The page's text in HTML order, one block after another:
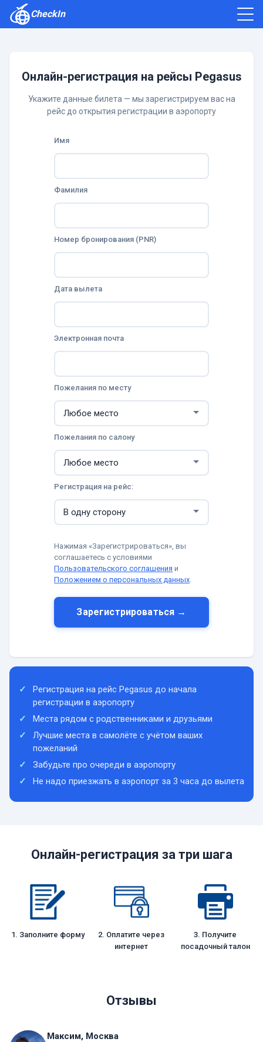
CheckIn
Онлайн-регистрация на рейсы Pegasus
Укажите данные билета — мы зарегистрируем вас на
рейс до открытия регистрации в аэропорту
Имя
Фамилия
Номер бронирования (PNR)
Дата вылета
Электронная почта
Пожелания по месту
Пожелания по салону
Регистрация на рейс:
Нажимая «Зарегистрироваться», вы
соглашаетесь с условиями
Пользовательского соглашения и
Положением о персональных данных.
Зарегистрироваться →
Регистрация на рейс Pegasus до начала
регистрации в аэропорту
Места рядом с родственниками и друзьями
Лучшие места в самолёте с учётом ваших
пожеланий
Забудьте про очереди в аэропорту
Не надо приезжать в аэропорт за 3 часа до вылета
Онлайн-регистрация за три шага
1. Заполните форму
2. Оплатите через
интернет
3. Получите
посадочный талон
Отзывы
Максим, Москва